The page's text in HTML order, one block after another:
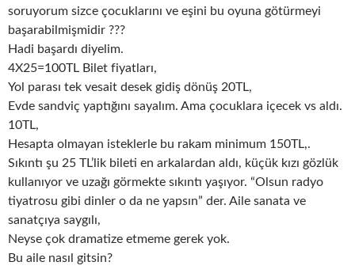
soruyorum sizce çocuklarını ve eşini bu oyuna götürmeyi
başarabilmişmidir ???
Hadi başardı diyelim.
4X25=100TL Bilet fiyatları,
Yol parası tek vesait desek gidiş dönüş 20TL,
Evde sandviç yaptığını sayalım. Ama çocuklara içecek vs aldı.
10TL,
Hesapta olmayan isteklerle bu rakam minimum 150TL,.
Sıkıntı şu 25 TL’lik bileti en arkalardan aldı, küçük kızı gözlük
kullanıyor ve uzağı görmekte sıkıntı yaşıyor. “Olsun radyo
tiyatrosu gibi dinler o da ne yapsın” der. Aile sanata ve
sanatçıya saygılı,
Neyse çok dramatize etmeme gerek yok.
Bu aile nasıl gitsin?